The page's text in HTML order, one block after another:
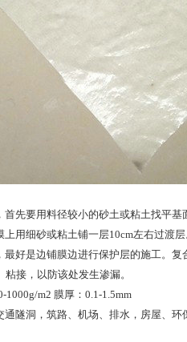
先要用料径较小的砂土或粘土找平
用细砂或粘土铺一层10cm左右过渡
最好是边铺膜边进行保护层的施工。
接，以防该处发生渗漏。
m2 膜厚：0.1-1.5mm
隧洞，筑路、机场、排水，房屋、